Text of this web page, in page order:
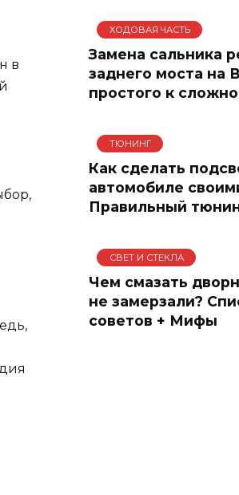
в
ХОДОВАЯ ЧАСТЬ
Замена сальника
заднего моста на
простого к
ТЮНИНГ
Как сделать
автомобиле
Правильный
СВЕТ И СТЕКЛА
Чем смазать
не замерзали?
советов + Мифы